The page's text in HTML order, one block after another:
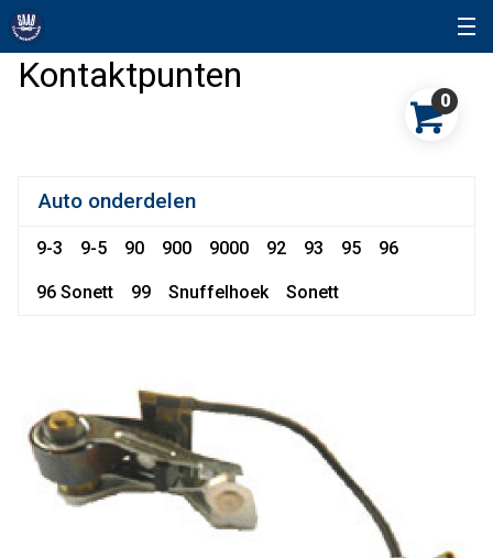
Kontaktpunten
0
Auto onderdelen
9-3 9-5 90 900 9000 92 93 95 96
96 Sonett 99 Snuffelhoek Sonett